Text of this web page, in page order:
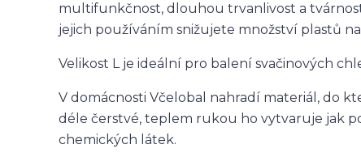
multifunkčnost, dlouhou trvanlivost a
jejich používáním snižujete množství plastů
Velikost L je ideální pro balení svačinových
V domácnosti Včelobal nahradí materiál, do
déle čerstvé, teplem rukou ho vytvaruje jak
chemických látek.